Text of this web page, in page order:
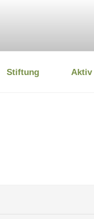
Stiftung Aktiv